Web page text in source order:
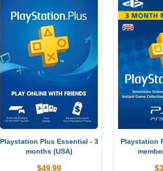
Playstation Plus Essential - 3
months (USA)
$49.99
Playstation
$